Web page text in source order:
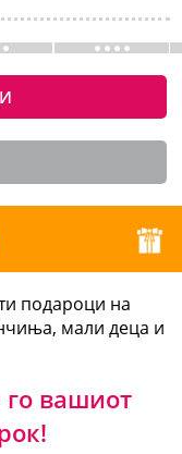
подароци на
мали деца и
го вашиот